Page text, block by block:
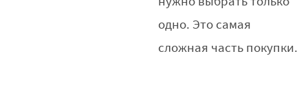
одно. Это самая
сложная часть покупки.